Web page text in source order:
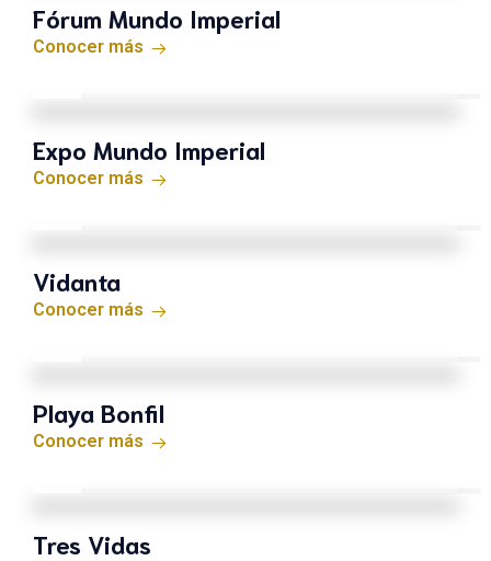
Fórum Mundo Imperial
Conocer más
Expo Mundo Imperial
Conocer más
Vidanta
Conocer más
Playa Bonfil
Conocer más
Tres Vidas